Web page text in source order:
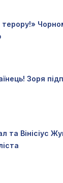
Зоря
та Вінісіус